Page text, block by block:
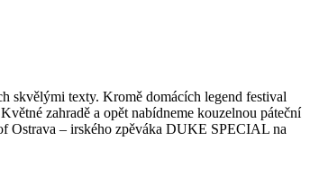
skvělými texty. Kromě domácích legend festival
zahradě a opět nabídneme kouzelnou páteční
Ostrava – irského zpěváka DUKE SPECIAL na